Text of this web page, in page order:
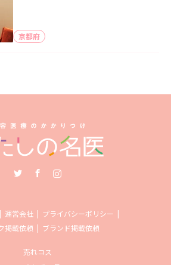
京都府
運営会社
プライバシーポリシー
掲載依頼
ブランド掲載依頼
売れコス